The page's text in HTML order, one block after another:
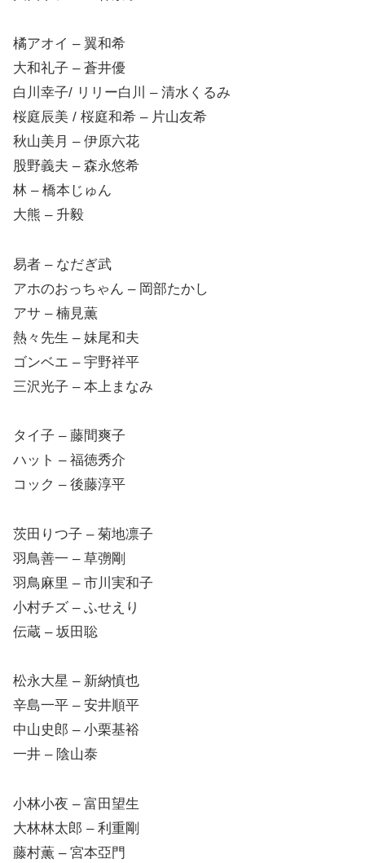
橘アオイ – 翼和希
大和礼子 – 蒼井優
白川幸子/ リリー白川 – 清水くるみ
桜庭辰美 / 桜庭和希 – 片山友希
秋山美月 – 伊原六花
股野義夫 – 森永悠希
林 – 橋本じゅん
大熊 – 升毅
易者 – なだぎ武
アホのおっちゃん – 岡部たかし
アサ – 楠見薫
熱々先生 – 妹尾和夫
ゴンベエ – 宇野祥平
三沢光子 – 本上まなみ
タイ子 – 藤間爽子
ハット – 福徳秀介
コック – 後藤淳平
茨田りつ子 – 菊地凛子
羽鳥善一 – 草彅剛
羽鳥麻里 – 市川実和子
小村チズ – ふせえり
伝蔵 – 坂田聡
松永大星 – 新納慎也
辛島一平 – 安井順平
中山史郎 – 小栗基裕
一井 – 陰山泰
小林小夜 – 富田望生
大林林太郎 – 利重剛
藤村薫 – 宮本亞門